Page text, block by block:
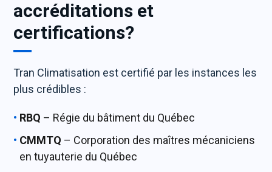
accréditations et
certifications?
Tran Climatisation est certifié par les instances les
plus crédibles :
RBQ – Régie du bâtiment du Québec
CMMTQ – Corporation des maîtres mécaniciens
en tuyauterie du Québec